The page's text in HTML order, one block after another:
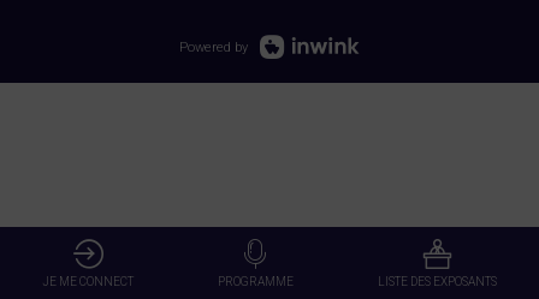
Powered by
JE ME CONNECT PROGRAMME LISTE DES EXPOSANTS